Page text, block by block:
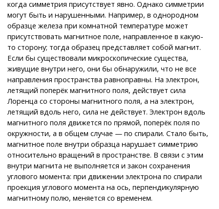
когда симметрия присутствует явно. Однако симметрии
могут быть и нарушенными. Например, в однородном
образце железа при комнатной температуре может
присутствовать магнитное поле, направленное в какую-
то сторону; тогда образец представляет собой магнит.
Если бы существовали микроскопические существа,
живущие внутри него, они бы обнаружили, что не все
направления пространства равноправны. На электрон,
летящий поперёк магнитного поля, действует сила
Лоренца со стороны магнитного поля, а на электрон,
летящий вдоль него, сила не действует. Электрон вдоль
магнитного поля движется по прямой, поперёк поля по
окружности, а в общем случае — по спирали. Стало быть,
магнитное поле внутри образца нарушает симметрию
относительно вращений в пространстве. В связи с этим
внутри магнита не выполняется и закон сохранения
углового момента: при движении электрона по спирали
проекция углового момента на ось, перпендикулярную
магнитному полю, меняется со временем.